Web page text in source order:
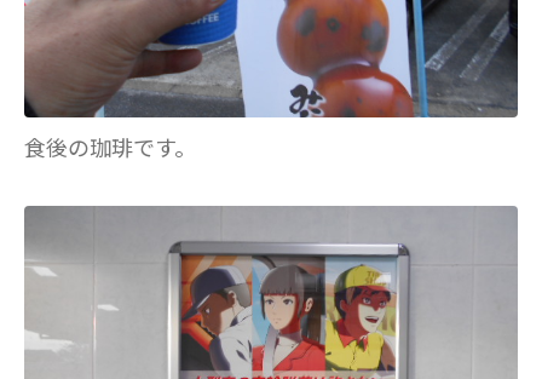
食後の珈琲です。